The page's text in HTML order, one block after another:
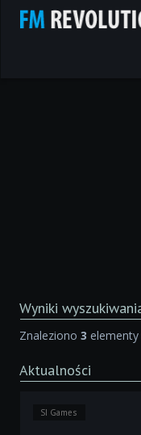
Wyniki
Znaleziono3
Aktualności
SI Games